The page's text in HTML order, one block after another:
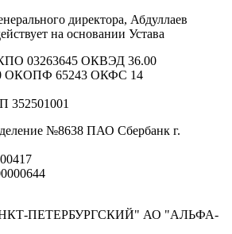
директора, Абдуллаев
на основании Устава
03263645 ОКВЭД 36.00
ОКОПФ 65243 ОКФС 14
352501001
№8638 ПАО Сбербанк г.
ПЕТЕРБУРГСКИЙ" АО "АЛЬФА-